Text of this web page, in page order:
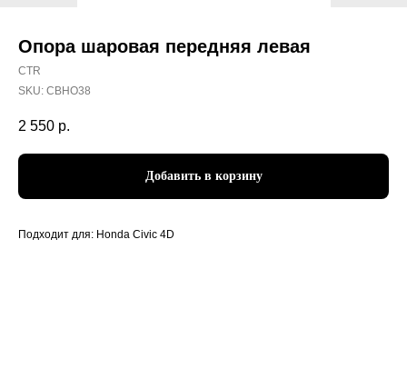
Опора шаровая передняя левая
CTR
SKU: CBHO38
2 550 р.
Добавить в корзину
Подходит для: Honda Civic 4D